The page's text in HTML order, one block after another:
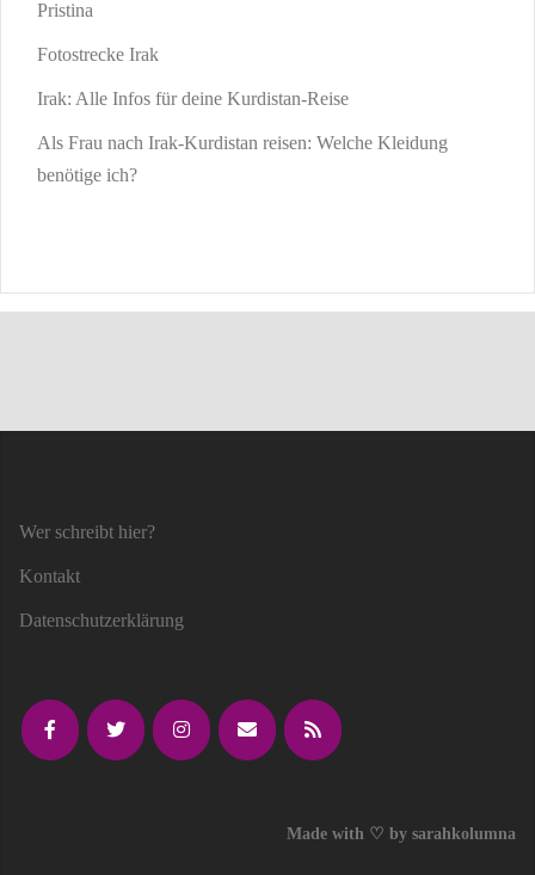
Pristina
Fotostrecke Irak
Irak: Alle Infos für deine Kurdistan-Reise
Als Frau nach Irak-Kurdistan reisen: Welche Kleidung
benötige ich?
Wer schreibt hier?
Kontakt
Datenschutzerklärung
Made with ♡ by sarahkolumna